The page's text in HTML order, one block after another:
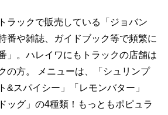
ラックで販売している「ジョバン
番や雑誌、ガイドブック等で頻繁に
」。ハレイワにもトラックの店舗は
の方。 メニューは、「シュリンプ
&スパイシー」「レモンバター」
ッグ」の4種類！もっともポピュラ